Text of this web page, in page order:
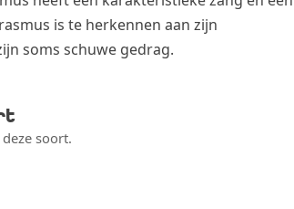
is te herkennen aan zijn
soms schuwe gedrag.
soort.